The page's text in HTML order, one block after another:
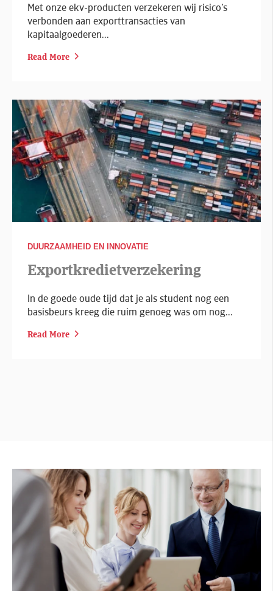
Met onze ekv-producten verzekeren wij risico’s
verbonden aan exporttransacties van
kapitaalgoederen...
Read More
DUURZAAMHEID EN INNOVATIE
Exportkredietverzekering
In de goede oude tijd dat je als student nog een
basisbeurs kreeg die ruim genoeg was om nog...
Read More